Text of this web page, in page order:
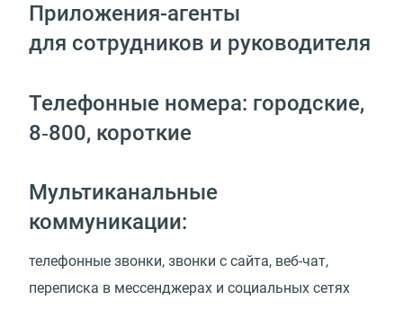
Приложения-агенты
для сотрудников и руководителя
Телефонные номера: городские,
8‑800, короткие
Мультиканальные
коммуникации:
телефонные звонки, звонки с сайта, веб-чат,
переписка в мессенджерах и социальных сетях